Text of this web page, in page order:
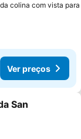
colina com vista para
Ver preços
favoritos
San